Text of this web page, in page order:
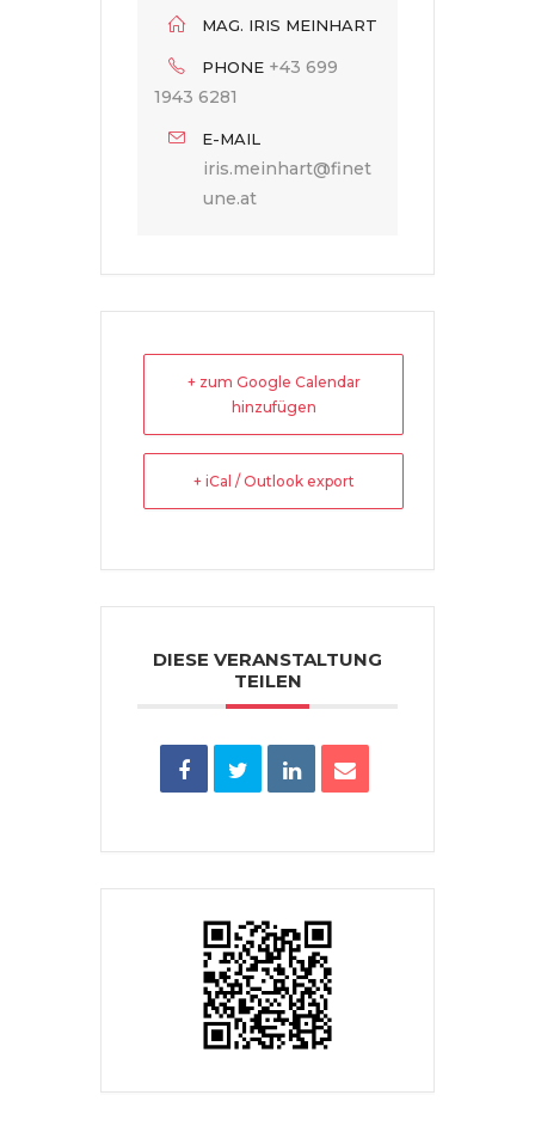
MAG. IRIS MEINHART
PHONE +43 699
1943 6281
E-MAIL
iris.meinhart@finet
une.at
+ zum Google Calendar
hinzufügen
+ iCal / Outlook export
DIESE VERANSTALTUNG
TEILEN